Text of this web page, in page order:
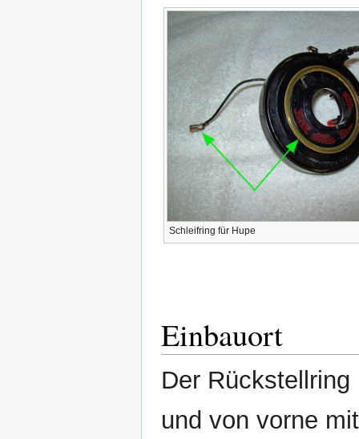
Schleifring für Hupe
Einbauort
Der
und von vorne